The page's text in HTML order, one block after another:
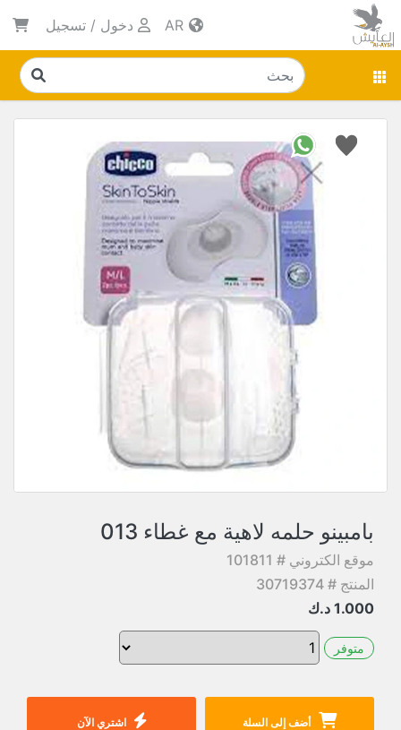
دخول / تسجيل
بامبينو حلمه لاهية مع غطاء 013
موقع الكتروني # 101811
المنتج # 30719374
1.000 د.ك
متوفر
أضف إلى السلة اشتري الآن